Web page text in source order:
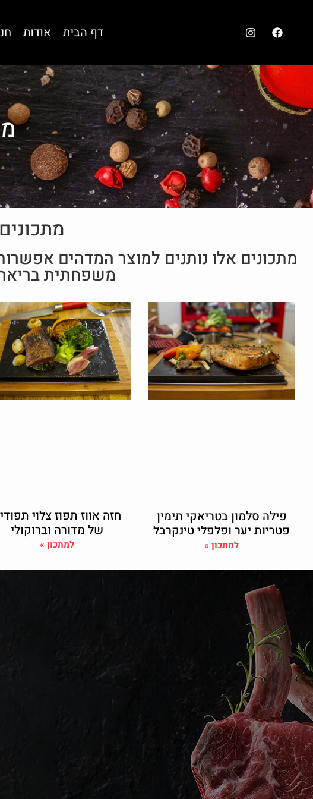
דף הבית אודות
מתכונים GRILLSTONE
מתכונים אלו נותנים למוצר המדהים
משפחתית
פילה סלמון בטריאקי תימין
פטריות יער ופלפלי טינקרבל
למתכון »
חזה אווז תפוז צלוי
של מדורה וברוקולי
למתכון »